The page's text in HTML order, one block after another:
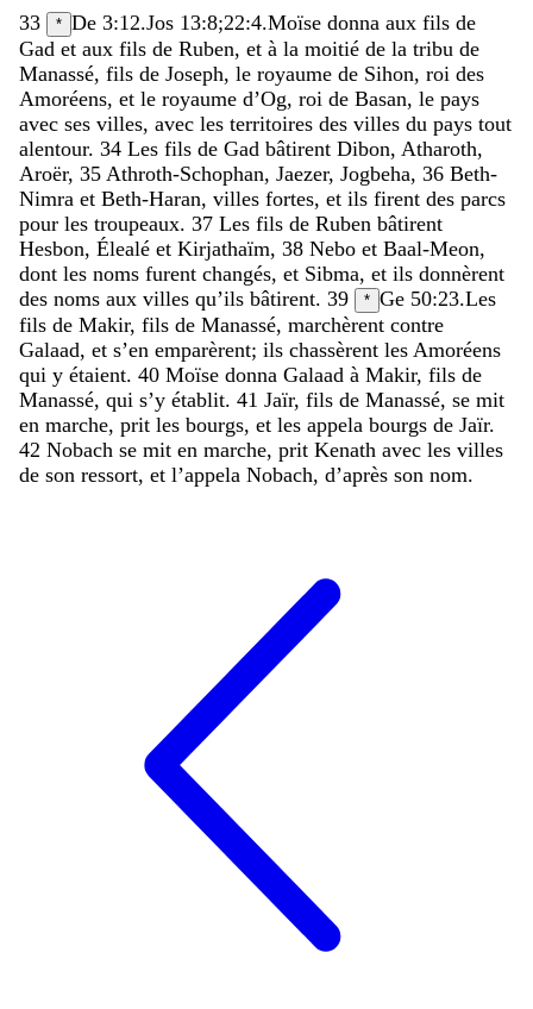
33
* De 3:12.Jos 13:8;22:4.Moïse donna aux fils de
Gad et aux fils de Ruben, et à la moitié de la tribu de
Manassé, fils de Joseph, le royaume de Sihon, roi des
Amoréens, et le royaume d’Og, roi de Basan, le pays
avec ses villes, avec les territoires des villes du pays tout
alentour. 34 Les fils de Gad bâtirent Dibon, Atharoth,
Aroër, 35 Athroth-Schophan, Jaezer, Jogbeha, 36 Beth-
Nimra et Beth-Haran, villes fortes, et ils firent des parcs
pour les troupeaux. 37 Les fils de Ruben bâtirent
Hesbon, Élealé et Kirjathaïm, 38 Nebo et Baal-Meon,
dont les noms furent changés, et Sibma, et ils donnèrent
des noms aux villes qu’ils bâtirent. 39 * Ge 50:23.Les
fils de Makir, fils de Manassé, marchèrent contre
Galaad, et s’en emparèrent; ils chassèrent les Amoréens
qui y étaient. 40 Moïse donna Galaad à Makir, fils de
Manassé, qui s’y établit. 41 Jaïr, fils de Manassé, se mit
en marche, prit les bourgs, et les appela bourgs de Jaïr.
42 Nobach se mit en marche, prit Kenath avec les villes
de son ressort, et l’appela Nobach, d’après son nom.